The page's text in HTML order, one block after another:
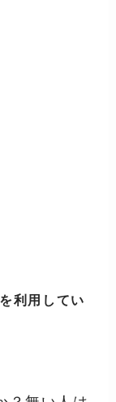
利用してい